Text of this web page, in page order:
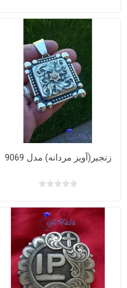
زنجیر(آویز مردانه) مدل 9069